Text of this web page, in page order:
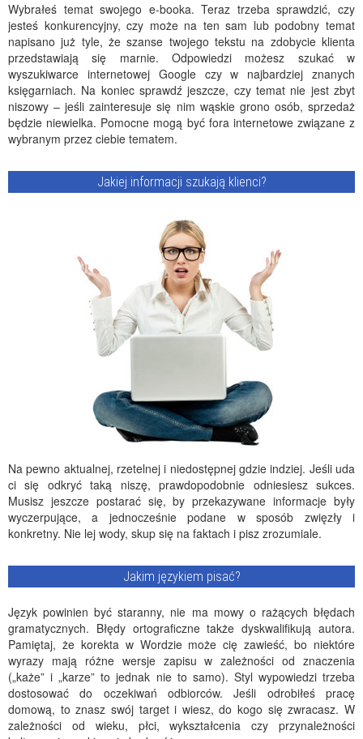
Wybrałeś temat swojego e-booka. Teraz trzeba sprawdzić, czy
jesteś konkurencyjny, czy może na ten sam lub podobny temat
napisano już tyle, że szanse twojego tekstu na zdobycie klienta
przedstawiają się marnie. Odpowiedzi możesz szukać w
wyszukiwarce internetowej Google czy w najbardziej znanych
księgarniach. Na koniec sprawdź jeszcze, czy temat nie jest zbyt
niszowy – jeśli zainteresuje się nim wąskie grono osób, sprzedaż
będzie niewielka. Pomocne mogą być fora internetowe związane z
wybranym przez ciebie tematem.
Jakiej informacji szukają klienci?
Na pewno aktualnej, rzetelnej i niedostępnej gdzie indziej. Jeśli uda
ci się odkryć taką niszę, prawdopodobnie odniesiesz sukces.
Musisz jeszcze postarać się, by przekazywane informacje były
wyczerpujące, a jednocześnie podane w sposób zwięzły i
konkretny. Nie lej wody, skup się na faktach i pisz zrozumiale.
Jakim językiem pisać?
Język powinien być staranny, nie ma mowy o rażących błędach
gramatycznych. Błędy ortograficzne także dyskwalifikują autora.
Pamiętaj, że korekta w Wordzie może cię zawieść, bo niektóre
wyrazy mają różne wersje zapisu w zależności od znaczenia
(„każe” i „karze” to jednak nie to samo). Styl wypowiedzi trzeba
dostosować do oczekiwań odbiorców. Jeśli odrobiłeś pracę
domową, to znasz swój target i wiesz, do kogo się zwracasz. W
zależności od wieku, płci, wykształcenia czy przynależności